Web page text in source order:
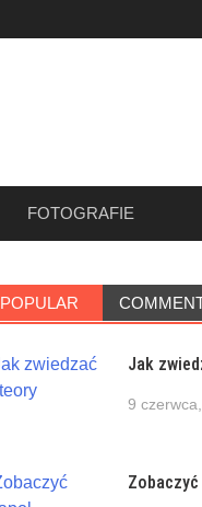
FOTOGRAFIE
POPULAR
Jak
9